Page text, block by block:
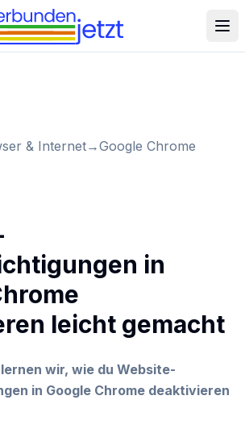
& Internet→Google Chrome
in
leicht gemacht
wir, wie du Website-
in Google Chrome deaktivieren